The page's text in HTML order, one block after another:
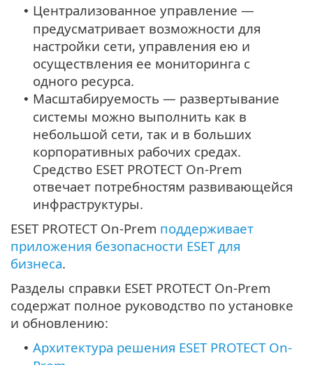
• Централизованное управление —
предусматривает возможности для
настройки сети, управления ею и
осуществления ее мониторинга с
одного ресурса.
• Масштабируемость — развертывание
системы можно выполнить как в
небольшой сети, так и в больших
корпоративных рабочих средах.
Средство ESET PROTECT On-Prem
отвечает потребностям развивающейся
инфраструктуры.
ESET PROTECT On-Prem поддерживает
приложения безопасности ESET для
бизнеса.
Разделы справки ESET PROTECT On-Prem
содержат полное руководство по установке
и обновлению:
• Архитектура решения ESET PROTECT On-